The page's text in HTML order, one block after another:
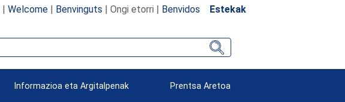
| Welcome| Benvinguts | Ongi etorri | Benvidos Estekak
Informazioa eta Argitalpenak Prentsa Aretoa